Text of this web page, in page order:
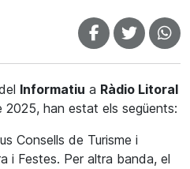
Informatiu a Ràdio Litoral
han estat els següents:
Consells de Turisme i
i Festes. Per altra banda, el